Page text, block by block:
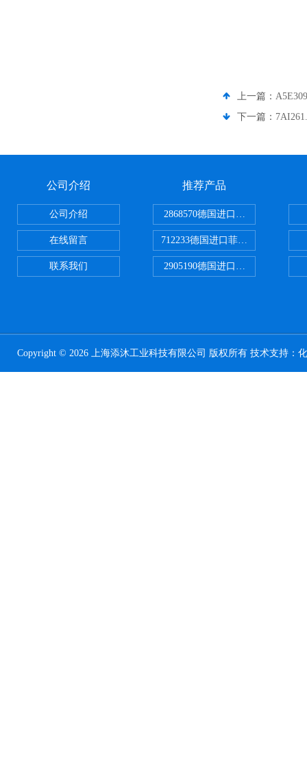
上一篇：
下一篇：
公司介绍
公司介绍
在线留言
联系我们
推荐产品
2868570德国进口菲尼克斯电源
712233德国进口菲尼克斯断路器
2905190德国进口菲尼克斯继电器
Copyright © 2026 上海添沐工业科技有限公司 版权所有 技术支持：